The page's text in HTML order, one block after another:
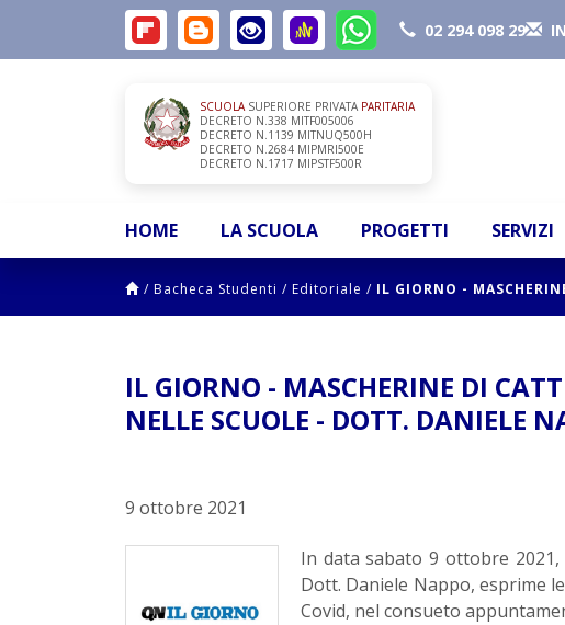
02 294 098 29
SCUOLASUPERIORE PRIVATA PARITARIA
DECRETO N.338 MITF005006
DECRETO N.1139 MITNUQ500H
DECRETO N.2684 MIPMRI500E
DECRETO N.1717 MIPSTF500R
HOME LA SCUOLA PROGETTI SERVIZI
/ Bacheca Studenti / Editoriale / IL GIORNO -
IL GIORNO - MASCHERINE DI
NELLE SCUOLE - DOTT. DANIELE
9 ottobre 2021
In data sabato 9 ottobre 2021,
Dott. Daniele Nappo, esprime
Covid, nel consueto